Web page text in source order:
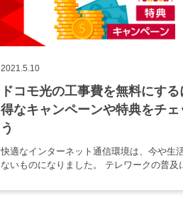
2021.5.10
ドコモ光の工事費を無料にす
得なキャンペーンや特典をチェ
う
快適なインターネット通信環境は、今や生
ないものになりました。 テレワークの普及
ているようです。 しかし、乗り換えする際